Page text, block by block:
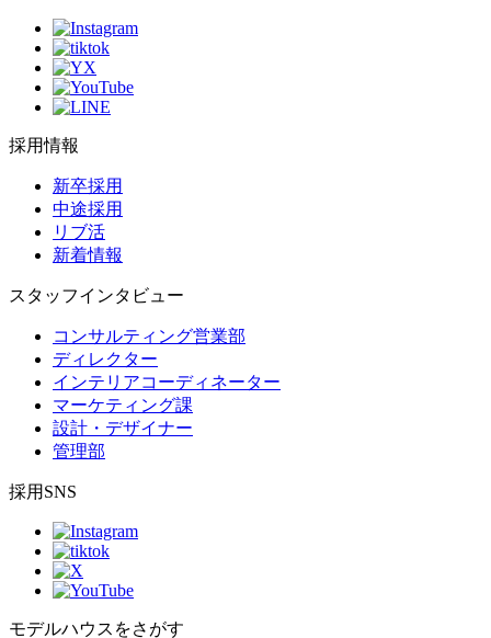
採用情報
新卒採用
中途採用
リブ活
新着情報
スタッフインタビュー
コンサルティング営業部
ディレクター
インテリアコーディネーター
マーケティング課
設計・デザイナー
管理部
採用SNS
モデルハウスをさがす